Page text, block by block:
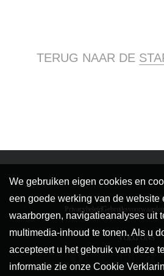
We gebruiken eigen cookies en
een goede werking van de website
waarborgen, navigatieanalyses uit
multimedia-inhoud te tonen. Als u
accepteert u het gebruik van deze
informatie zie onze Cookie
TERUG NAAR DE
PrivacybeleidGebruiksvoorwaarden
VOLG ONS